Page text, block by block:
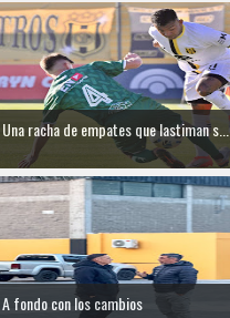
Una racha de empates que lastiman s...
A fondo con los cambios